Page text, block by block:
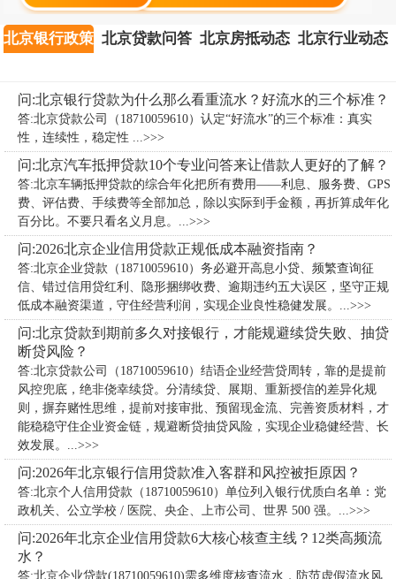
北京银行政策 北京贷款问答 北京房抵动态 北京行业动态
问:北京银行贷款为什么那么看重流水？好流水的三个标准？
答:北京贷款公司（18710059610）认定“好流水”的三个标准：真实
性，连续性，稳定性 ...>>>
问:北京汽车抵押贷款10个专业问答来让借款人更好的了解？
答:北京车辆抵押贷款的综合年化把所有费用——利息、服务费、GPS
费、评估费、手续费等全部加总，除以实际到手金额，再折算成年化
百分比。不要只看名义月息。...>>>
问:2026北京企业信用贷款正规低成本融资指南？
答:北京企业贷款（18710059610）务必避开高息小贷、频繁查询征
信、错过信用贷红利、隐形捆绑收费、逾期违约五大误区，坚守正规
低成本融资渠道，守住经营利润，实现企业良性稳健发展。...>>>
问:北京贷款到期前多久对接银行，才能规避续贷失败、抽贷
断贷风险？
答:北京贷款公司（18710059610）​结语企业经营贷周转，靠的是提前
风控兜底，绝非侥幸续贷。分清续贷、展期、重新授信的差异化规
则，摒弃赌性思维，提前对接审批、预留现金流、完善资质材料，才
能稳稳守住企业资金链，规避断贷抽贷风险，实现企业稳健经营、长
效发展。...>>>
问:2026年北京银行信用贷款准入客群和风控被拒原因？
答:北京个人信用贷款（18710059610）单位列入银行优质白名单：党
政机关、公立学校 / 医院、央企、上市公司、世界 500 强。...>>>
问:2026年北京企业信用贷款6大核心核查主线？12类高频流
水？
答:北京企业贷款(18710059610)需多维度核查流水，防范虚假流水风